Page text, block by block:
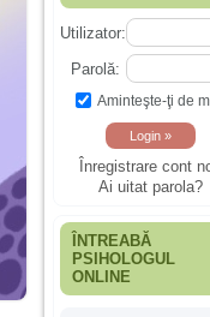
Utilizator:
Parolă:
Aminteşte-ţi de
Înregistrare cont
Ai uitat parola?
ÎNTREABĂ
PSIHOLOGUL
ONLINE